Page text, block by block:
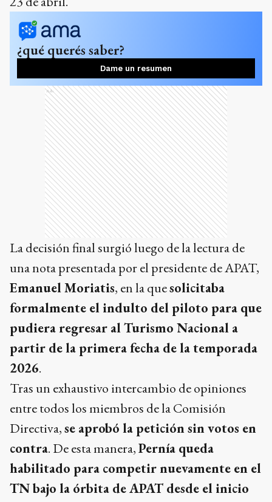
¿qué querés saber?
Dame un resumen
Ads
La decisión final surgió luego de la lectura de
una nota presentada por el presidente de APAT,
Emanuel Moriatis, en la quesolicitaba
formalmente el indulto del piloto para que
pudiera regresar al Turismo Nacional a
partir de la primera fecha de la temporada
2026.
Tras un exhaustivo intercambio de opiniones
entre todos los miembros de la Comisión
Directiva,se aprobó la petición sin votos en
contra. De esta manera,Pernía queda
habilitado para competir nuevamente en el
TN bajo la órbita de APAT desde el inicio